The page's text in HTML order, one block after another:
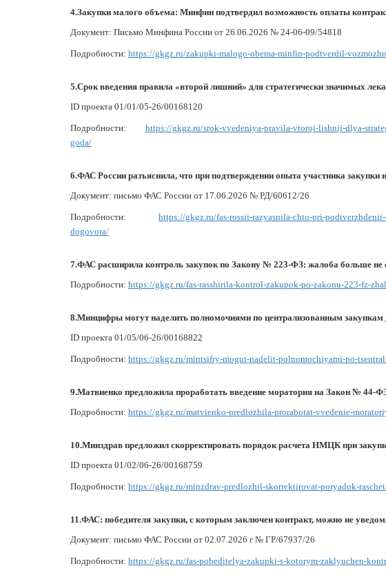
4.Закупки малого объема: Минфин подтвердил возможность оплаты
Документ: Письмо Минфина России от 26.06.2026 № 24-06-09/54818
Подробности: https://gkgz.ru/zakupki-malogo-obema-minfin-podtverdil-
5.Срок введения правила «второй лишний» для стратегически значимых
ID проекта 01/01/05-26/00168120
Подробности: https://gkgz.ru/srok-vvedeniya-pravila-vtoroj-lishnij-dlya-
goda/
6.ФАС России разъяснила, что при подтверждении опыта участника закупки
Документ: письмо ФАС России от 17.06.2026 № РД/60612/26
Подробности: https://gkgz.ru/fas-rossii-razyasnila-chto-pri-
dogovora/
7.ФАС расширила контроль закупок по Закону № 223-ФЗ: жалоба больше не
Подробности: https://gkgz.ru/fas-rasshirila-kontrol-zakupok-po-zakonu-223-fz-
8.Минцифры могут наделить полномочиями по централизованным закупкам
ID проекта 01/05/06-26/00168822
Подробности: https://gkgz.ru/mintsifry-mogut-nadelit-polnomochiyami-po-
9.Матвиенко предложила проработать введение моратория на Закон № 44-
Подробности: https://gkgz.ru/matvienko-predlozhila-prorabotat-vvedenie-
10.Минздрав предложил скорректировать порядок расчета НМЦК при
ID проекта 01/02/06-26/00168759
Подробности: https://gkgz.ru/minzdrav-predlozhil-skorrektirovat-poryadok-
11.ФАС: победителя закупки, с которым заключен контракт, можно не
Документ: письмо ФАС России от 02.07.2026 г № ГР/67937/26
Подробности: https://gkgz.ru/fas-pobeditelya-zakupki-s-kotorym-zaklyuchen-